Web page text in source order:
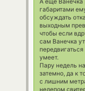
габаритами
обсуждать
выходным
чтобы если
сам Ванечка
умеет.
Пару недель
затемно, да к
с лишним
нелепом